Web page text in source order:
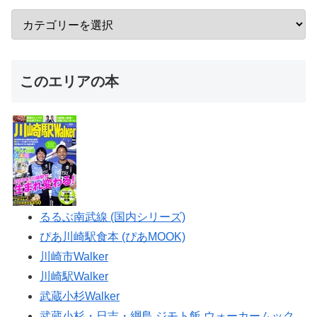
このエリアの本
るるぶ南武線 (国内シリーズ)
ぴあ川崎駅食本 (ぴあMOOK)
川崎市Walker
川崎駅Walker
武蔵小杉Walker